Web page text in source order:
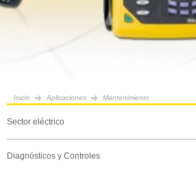
Inicio Aplicaciones Mantenimiento
Sector eléctrico
Diagnósticos y Controles